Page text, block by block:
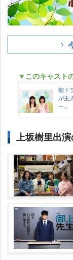
▼このキャスト
朝ド
が主
ー」
上坂樹里出